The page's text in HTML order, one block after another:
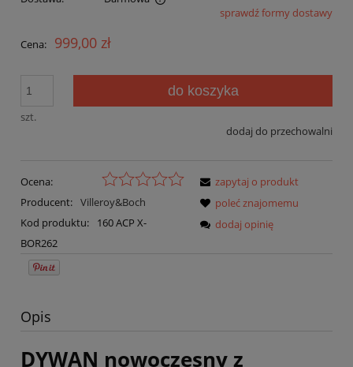
Cena nie zawiera ewentualnych kosztów płatnościsprawdź formy dostawy
Cena: 999,00 zł
szt.
do koszyka
dodaj do przechowalni
Ocena:
Producent: Villeroy&Boch
Kod produktu:
160 ACP X-
BOR262
zapytaj o produkt
poleć znajomemu
dodaj opinię
Opis
DYWAN nowoczesny z